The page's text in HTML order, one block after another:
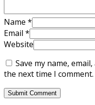
Name *
Email *
Website
Save my name,
the next time I comment.